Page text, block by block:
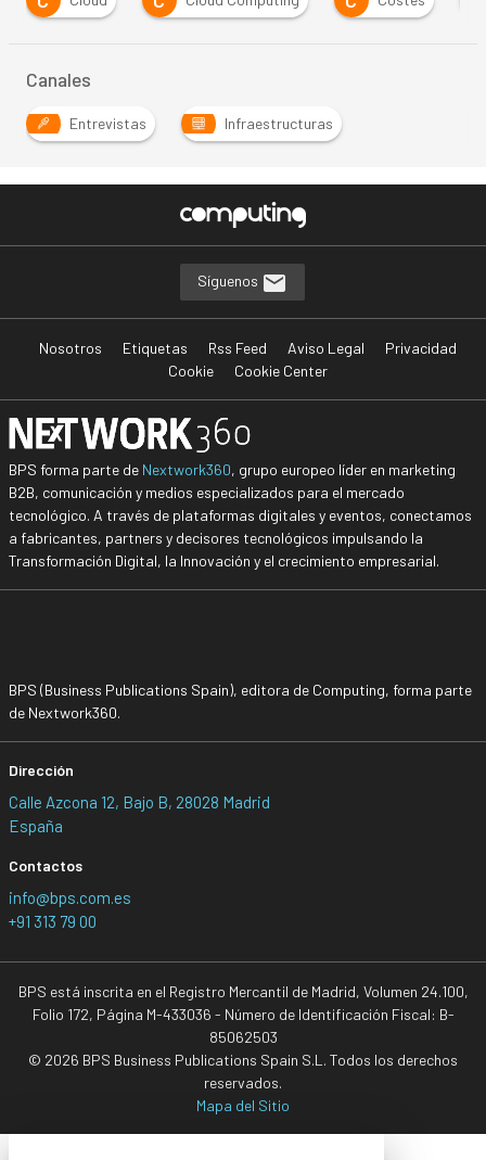
Canales
Entrevistas Infraestructuras
Síguenos
Nosotros Etiquetas Rss Feed Aviso Legal
Privacidad
Cookie
Cookie Center
BPS forma parte de Nextwork360, grupo europeo líder en marketing
B2B, comunicación y medios especializados para el mercado
tecnológico. A través de plataformas digitales y eventos, conectamos
a fabricantes, partners y decisores tecnológicos impulsando la
Transformación Digital, la Innovación y el crecimiento empresarial.
BPS (Business Publications Spain), editora de Computing, forma parte
de Nextwork360.
Dirección
Calle Azcona 12, Bajo B, 28028 Madrid
España
Contactos
info@bps.com.es
+91 313 79 00
BPS está inscrita en el Registro Mercantil de Madrid, Volumen 24.100,
Folio 172, Página M-433036 - Número de Identificación Fiscal: B-
85062503
© 2026 BPS Business Publications Spain S.L. Todos los derechos
reservados.
Mapa del Sitio